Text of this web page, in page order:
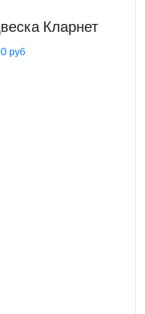
Кларнет
руб